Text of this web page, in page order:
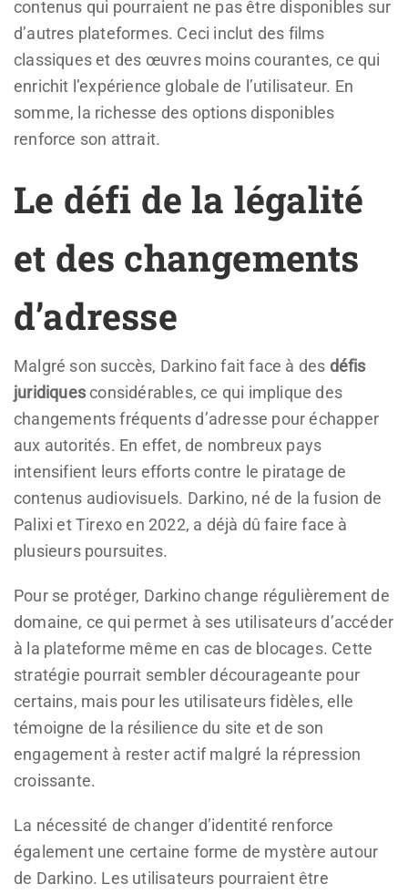
contenus qui pourraient ne pas être disponibles sur
d’autres plateformes. Ceci inclut des films
classiques et des œuvres moins courantes, ce qui
enrichit l’expérience globale de l’utilisateur. En
somme, la richesse des options disponibles
renforce son attrait.
Le défi de la légalité
et des changements
d’adresse
Malgré son succès, Darkino fait face à des défis
juridiquesconsidérables, ce qui implique des
changements fréquents d’adresse pour échapper
aux autorités. En effet, de nombreux pays
intensifient leurs efforts contre le piratage de
contenus audiovisuels. Darkino, né de la fusion de
Palixi et Tirexo en 2022, a déjà dû faire face à
plusieurs poursuites.
Pour se protéger, Darkino change régulièrement de
domaine, ce qui permet à ses utilisateurs d’accéder
à la plateforme même en cas de blocages. Cette
stratégie pourrait sembler décourageante pour
certains, mais pour les utilisateurs fidèles, elle
témoigne de la résilience du site et de son
engagement à rester actif malgré la répression
croissante.
La nécessité de changer d’identité renforce
également une certaine forme de mystère autour
de Darkino. Les utilisateurs pourraient être